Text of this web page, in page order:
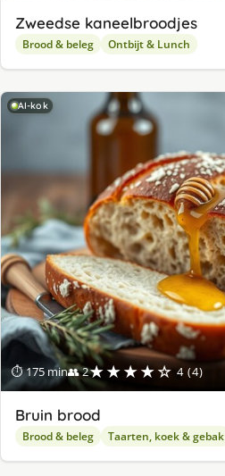
Zweedse kaneelbroodjes
Brood & beleg Ontbijt & Lunch
AI-kok
⏱ 175 min👥 2★★★★☆ 4 (4)
Bruin brood
Brood & beleg Taarten, koek & gebak